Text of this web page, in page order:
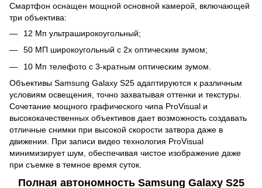
Смартфон оснащен мощной основной камерой, включающей
три объектива:
12 Мп ультраширокоугольный;
50 МП широкоугольный с 2x оптическим зумом;
10 Мп телефото с 3-кратным оптическим зумом.
Объективы Samsung Galaxy S25 адаптируются к различным
условиям освещения, точно захватывая оттенки и текстуры.
Сочетание мощного графического чипа ProVisual и
высококачественных объективов дает возможность создавать
отличные снимки при высокой скорости затвора даже в
движении. При записи видео технология ProVisual
минимизирует шум, обеспечивая чистое изображение даже
при съемке в темное время суток.
Полная автономность Samsung Galaxy S25